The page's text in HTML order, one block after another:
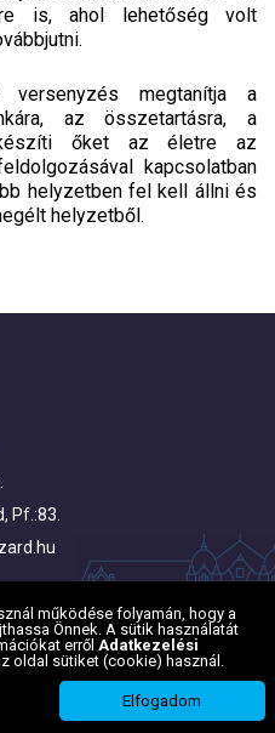
működése folyamán, hogy a
Önnek. A sütik használatát
erről Adatkezelési
oldal sütiket (cookie) használ.
Elfogadom
is, ahol lehetőség volt
megtanítja a
az összetartásra, a
őket az életre az
kapcsolatban
helyzetben fel kell állni és
helyzetből.
Pf.:83.
251